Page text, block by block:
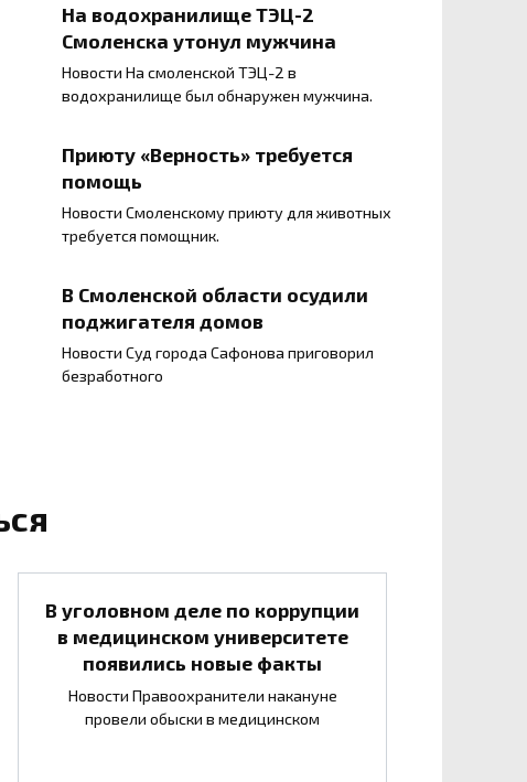
На водохранилище ТЭЦ-2
Смоленска утонул мужчина
Новости На смоленской ТЭЦ-2 в
водохранилище был обнаружен мужчина.
Приюту «Верность» требуется
помощь
Новости Смоленскому приюту для животных
требуется помощник.
В Смоленской области осудили
поджигателя домов
Новости Суд города Сафонова приговорил
безработного
В уголовном деле по коррупции
в медицинском университете
появились новые факты
Новости Правоохранители накануне
провели обыски в медицинском